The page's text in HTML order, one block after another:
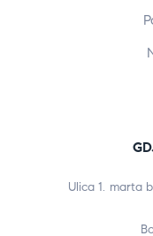
Ulica 1. marta